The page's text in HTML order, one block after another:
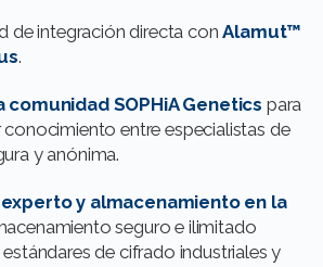
de integración directa conAlamut™
.
comunidad SOPHiA Genetics para
entre especialistas de
y anónima.
y almacenamiento en la
seguro e ilimitado
de cifrado industriales y